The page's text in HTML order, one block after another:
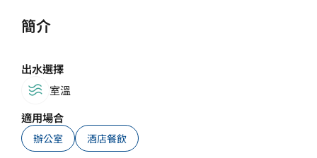
簡介
出水選擇
室溫
適用場合
辦公室 酒店餐飲